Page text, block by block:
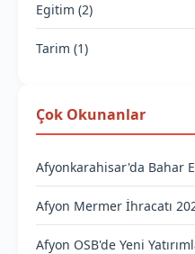
Egitim (2)
Tarim (1)
Çok Okunanlar
Afyonkarahisar'da Bahar
Afyon Mermer İhracatı
Afyon OSB'de Yeni